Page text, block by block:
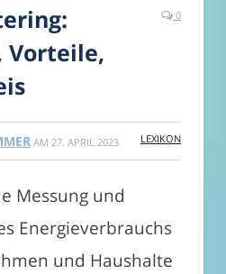
Vorteile,
0
AM 27. APRIL 2023 LEXIKON
Messung und
Energieverbrauchs
und Haushalte